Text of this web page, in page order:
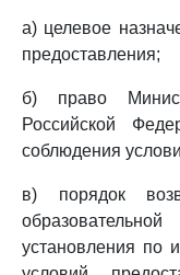
а) целевое
предоставления;
б) право
Российской
соблюдения
в) порядок
установления по